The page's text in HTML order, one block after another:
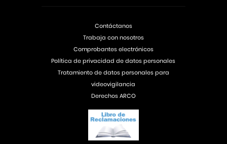
Contáctanos
Trabaja con nosotros
Comprobantes electrónicos
Política de privacidad de datos personales
Tratamiento de datos personales para
videovigilancia
Derechos ARCO